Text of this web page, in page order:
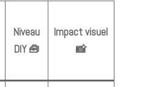
Niveau
DIY 🧰
Impact visuel
📸